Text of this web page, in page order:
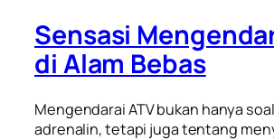
Sensasi
di Alam Bebas
Mengendarai ATV bukan hanya
adrenalin, tetapi juga tentang